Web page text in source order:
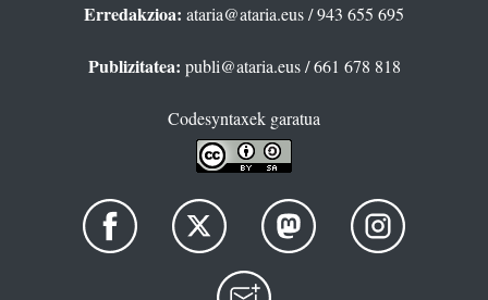
Erredakzioa: ataria@ataria.eus/ 943 655 695
Publizitatea: publi@ataria.eus/ 661 678 818
Codesyntaxek garatua